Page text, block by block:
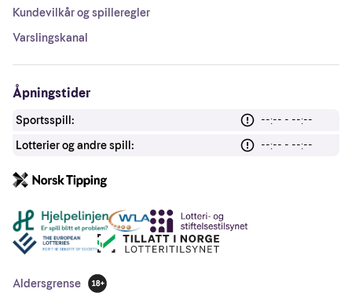
Kundevilkår og spilleregler
Varslingskanal
Åpningstider
Sportsspill:
--:-- - --:--
Lotterier og andre spill:
--:-- - --:--
Andre lenker
Aldersgrense
18 år